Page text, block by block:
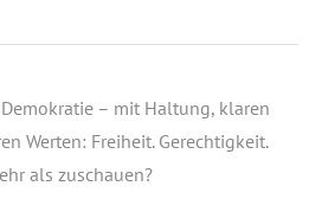
– mit Haltung, klaren
Werten: Freiheit. Gerechtigkeit.
als zuschauen?